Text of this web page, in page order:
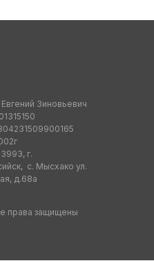
Зиновьевич
г.
с. Мысхако ул.
д.68а
права защищены